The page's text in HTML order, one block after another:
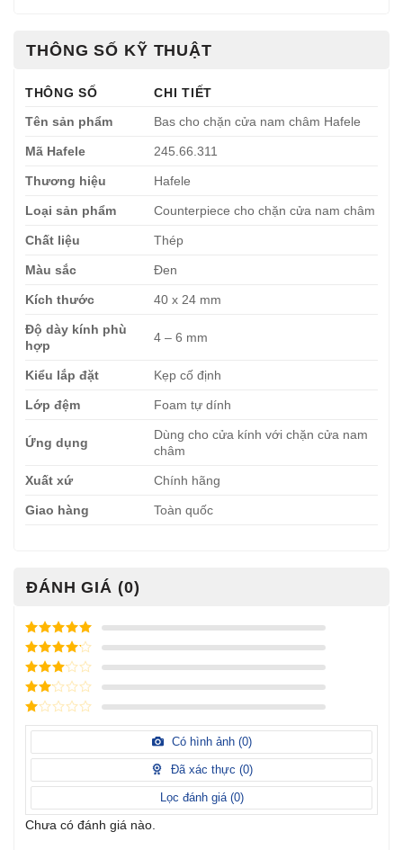
THÔNG SỐ KỸ THUẬT
THÔNG SỐ
CHI TIẾT
Tên sản phẩm
Bas cho chặn cửa nam châm Hafele
Mã Hafele 245.66.311
Thương hiệu Hafele
Loại sản phẩm Counterpiece cho chặn cửa nam châm
Chất liệu Thép
Màu sắc Đen
Kích thước 40 x 24 mm
Độ dày kính phù
hợp
4 – 6 mm
Kiểu lắp đặt Kẹp cố định
Lớp đệm Foam tự dính
Ứng dụng
Dùng cho cửa kính với chặn cửa nam
châm
Xuất xứ Chính hãng
Giao hàng Toàn quốc
ĐÁNH GIÁ (0)
Được xếp
hạng
5
5
sao
Được xếp
hạng
4
5
sao
Được
xếp
hạng3
5 sao
Được
hạng
sao
Được
hạng
sao
Có hình ảnh (0)
Đã xác thực (0)
Lọc đánh giá (0)
Chưa có đánh giá nào.